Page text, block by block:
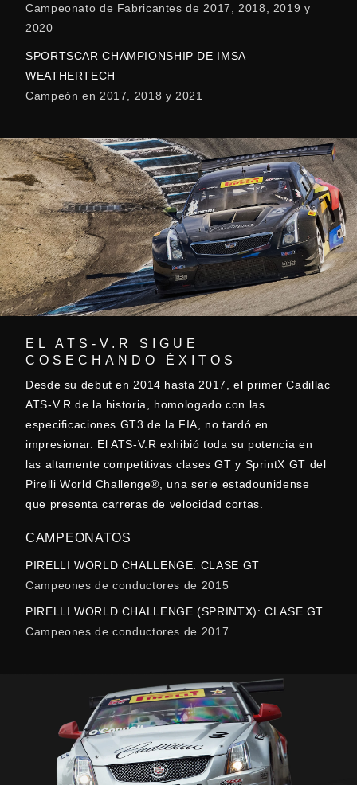
Campeonato de Fabricantes de 2017, 2018, 2019 y
2020
SPORTSCAR CHAMPIONSHIP DE IMSA
WEATHERTECH
Campeón en 2017, 2018 y 2021
EL ATS-V.R SIGUE
COSECHANDO ÉXITOS
Desde su debut en 2014 hasta 2017, el primer Cadillac
ATS-V.R de la historia, homologado con las
especificaciones GT3 de la FIA, no tardó en
impresionar. El ATS-V.R exhibió toda su potencia en
las altamente competitivas clases GT y SprintX GT del
Pirelli World Challenge®, una serie estadounidense
que presenta carreras de velocidad cortas.
CAMPEONATOS
PIRELLI WORLD CHALLENGE: CLASE GT
Campeones de conductores de 2015
PIRELLI WORLD CHALLENGE (SPRINTX): CLASE GT
Campeones de conductores de 2017